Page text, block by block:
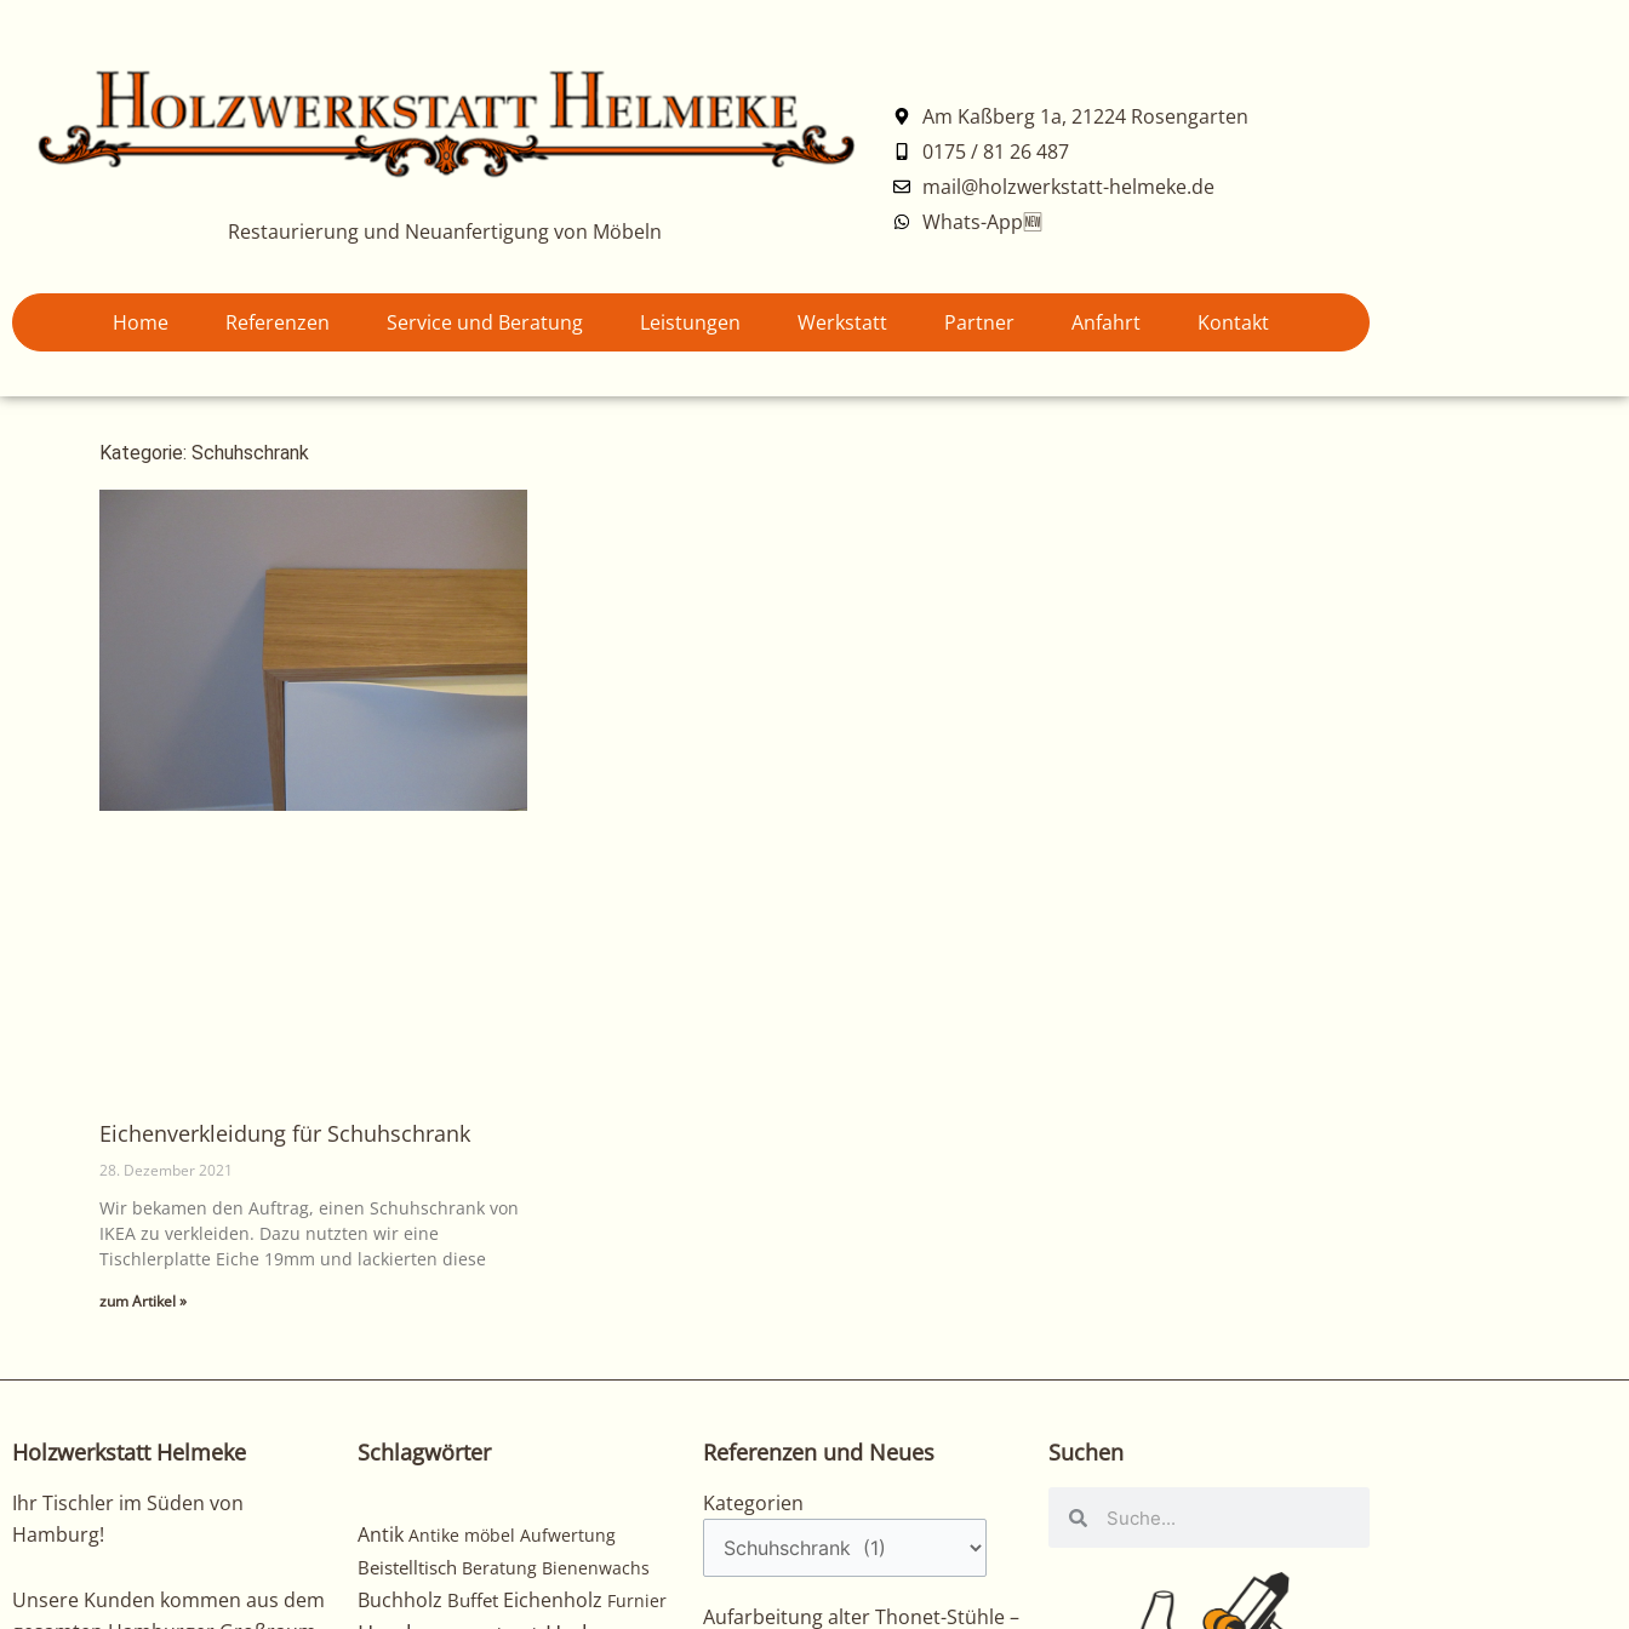
Restaurierung und Neuanfertigung von Möbeln
Am Kaßberg 1a, 21224 Rosengarten
0175 / 81 26 487
mail@holzwerkstatt-helmeke.de
Whats-App🆕
Home Referenzen Service und Beratung Leistungen Werkstatt Partner Anfahrt Kontakt
Kategorie: Schuhschrank
Eichenverkleidung für Schuhschrank
28. Dezember 2021
Wir bekamen den Auftrag, einen Schuhschrank von
IKEA zu verkleiden. Dazu nutzten wir eine
Tischlerplatte Eiche 19mm und lackierten diese
zum Artikel »
Holzwerkstatt Helmeke
Ihr Tischler im Süden von
Hamburg!
Unsere Kunden kommen aus dem
Schlagwörter
Antik Antike möbel Aufwertung
Beistelltisch Beratung Bienenwachs
Buchholz Buffet Eichenholz Furnier
Referenzen und Neues
Kategorien
Kategorien
Aufarbeitung alter Thonet-Stühle –
Suchen